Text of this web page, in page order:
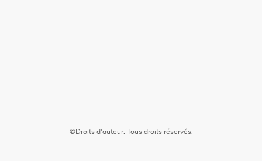
©Droits d'auteur. Tous droits réservés.